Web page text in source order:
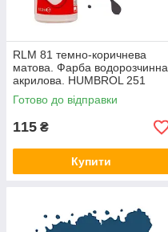
RLM 81 темно-коричнева
матова. Фарба водорозчинна
акрилова. HUMBROL 251
Готово до відправки
115 ₴
Купити